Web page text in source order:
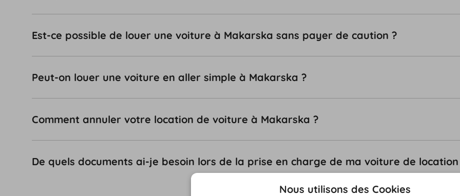
Est-ce possible de louer une voiture à Makarska sans payer de caution ?
Peut-on louer une voiture en aller simple à Makarska ?
Comment annuler votre location de voiture à Makarska ?
De quels documents ai-je besoin lors de la prise en charge de ma voiture de
Nous utilisons des Cookies